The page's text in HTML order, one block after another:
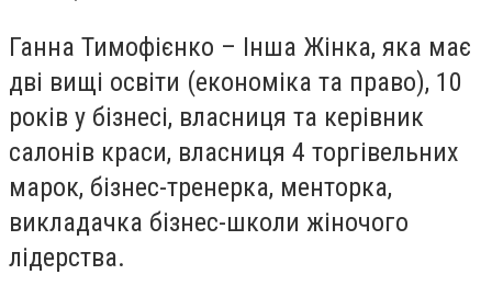
Ганна Тимофієнко – Інша Жінка, яка має
дві вищі освіти (економіка та право), 10
років у бізнесі, власниця та керівник
салонів краси, власниця 4 торгівельних
марок, бізнес-тренерка, менторка,
викладачка бізнес-школи жіночого
лідерства.